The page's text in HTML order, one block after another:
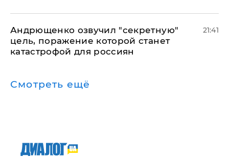
Андрющенко озвучил "секретную"
цель, поражение которой станет
катастрофой для россиян
21:41
Смотреть ещё